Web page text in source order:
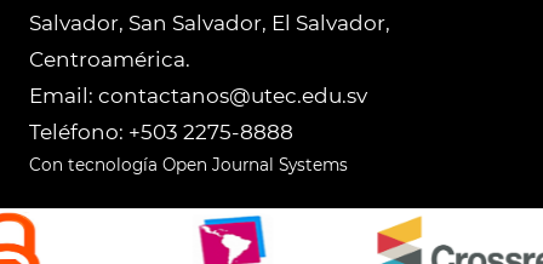
Salvador, San Salvador, El Salvador,
Centroamérica.
Email: contactanos@utec.edu.sv
Teléfono: +503 2275-8888
Con tecnología Open Journal Systems